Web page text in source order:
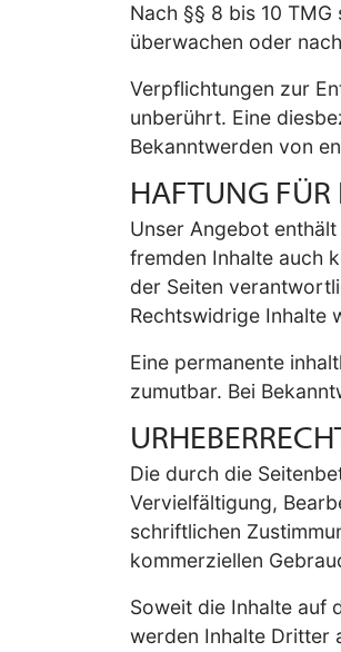
Nach §§ 8 bis 10
überwachen oder
Verpflichtungen zur
unberührt. Eine
Bekanntwerden von
HAFTUNG FÜR
Unser Angebot
fremden Inhalte auch
der Seiten
Rechtswidrige Inhalte
Eine permanente
zumutbar. Bei
Die durch die
Vervielfältigung,
schriftlichen
kommerziellen
Soweit die Inhalte auf
werden Inhalte Dritter